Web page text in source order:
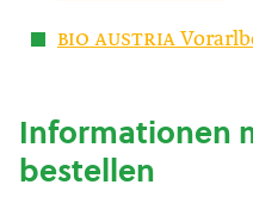
bio austria
Informationen
bestellen